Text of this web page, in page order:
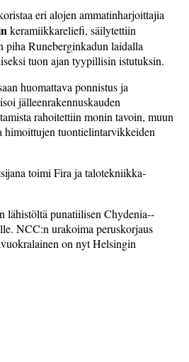
eri alojen ammatinharjoittajia
keramiikkareliefi, säilytettiin
piha Runeberginkadun laidalla
tuon ajan tyypillisin istutuksin.
huomattava ponnistus ja
jälleenrakennuskauden
rahoitettiin monin tavoin, muun
himoittujen tuontielintarvikkeiden
toimi Fira ja talotekniikka­
lähistöltä punatiilisen Chydenia-­
NCC:n urakoima peruskorjaus
on nyt Helsingin